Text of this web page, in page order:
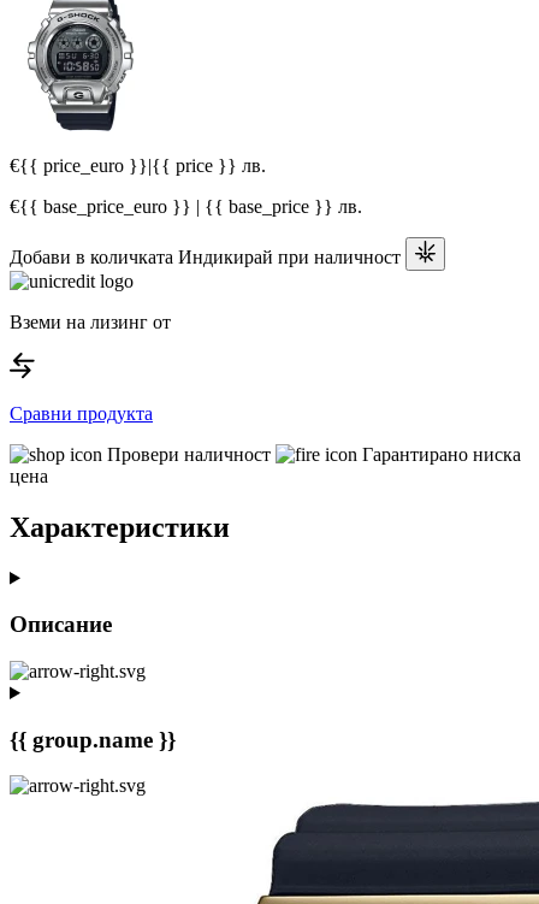
€{{ price_euro }}|{{ price }} лв.
€{{ base_price_euro }} | {{ base_price }} лв.
Добави в количката Индикирай при наличност
Вземи на лизинг от
Сравни продукта
Провери наличност
Гарантирано ниска
цена
Характеристики
Описание
{{ group.name }}